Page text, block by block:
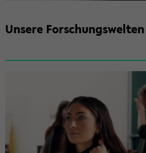
Un­se­re For­schungs­wel­ten